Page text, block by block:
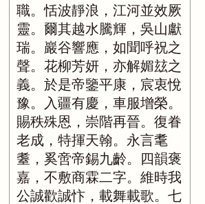
職。恬波靜浪，江河並效厥
靈。爾其越水騰輝，吳山獻
瑞。巖谷響應，如聞呼祝之
聲。花柳芳妍，亦解媚玆之
義。於是帝鑒平康，宸衷悅
豫。入疆有慶，車服增榮。
賜秩殊恩，崇階再晉。復眷
老成，特揮天翰。永言耄
耋，奚啻帝錫九齡。四韻褒
嘉，不敷商霖二字。維時我
公誠歡誠忭，載舞載歌。七